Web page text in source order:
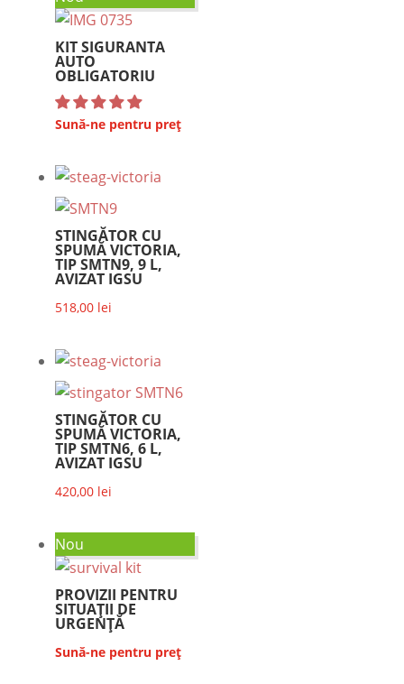
KIT SIGURANTA
AUTO
OBLIGATORIU
Sună-ne pentru preț
STINGĂTOR CU
SPUMĂ VICTORIA,
TIP SMTN9, 9 L,
AVIZAT IGSU
518,00 lei
STINGĂTOR CU
SPUMĂ VICTORIA,
TIP SMTN6, 6 L,
AVIZAT IGSU
420,00 lei
Nou
PROVIZII PENTRU
SITUAȚII DE
URGENȚĂ
Sună-ne pentru preț